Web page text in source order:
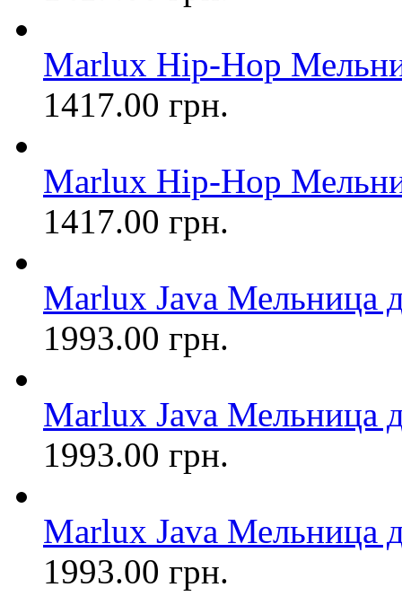
Marlux Hip-Hop
1417.00 грн.
Marlux Hip-Hop
1417.00 грн.
Marlux Java Мельница
1993.00 грн.
Marlux Java Мельница
1993.00 грн.
Marlux Java Мельница
1993.00 грн.